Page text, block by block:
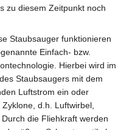
zu diesem Zeitpunkt noch
Staubsauger funktionieren
Einfach- bzw.
Hierbei wird im
Staubsaugers mit dem
Luftstrom ein oder
d.h. Luftwirbel,
die Fliehkraft werden